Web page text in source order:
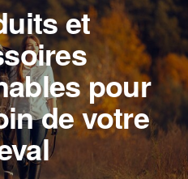
et
pour
de votre